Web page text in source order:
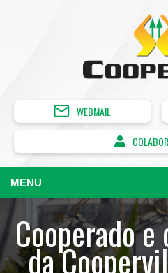
WEBMAIL
MENU
Cooperado
da